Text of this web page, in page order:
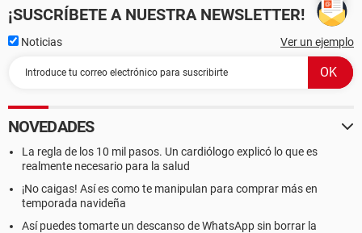
¡SUSCRÍBETE A NUESTRA NEWSLETTER!
Noticias Ver un ejemplo
NOVEDADES
La regla de los 10 mil pasos. Un cardiólogo explicó lo que es
realmente necesario para la salud
¡No caigas! Así es como te manipulan para comprar más en
temporada navideña
Así puedes tomarte un descanso de WhatsApp sin borrar la